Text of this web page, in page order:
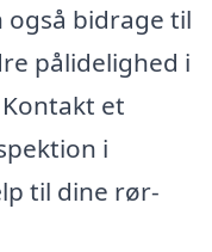
bidrage til
pålidelighed i
et
i
til dine rør-